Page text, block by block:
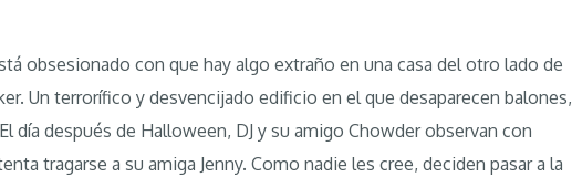
obsesionado con que hay algo extraño en una casa del otro lado de
Un terrorífico y desvencijado edificio en el que desaparecen balones,
día después de Halloween, DJ y su amigo Chowder observan con
tragarse a su amiga Jenny. Como nadie les cree, deciden pasar a la